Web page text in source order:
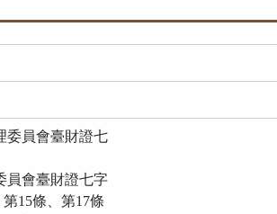
委員會臺財證七
員會臺財證七字
15條、第17條